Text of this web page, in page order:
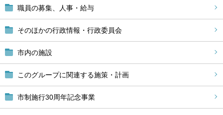
職員の募集、人事・給与
そのほかの行政情報・行政委員会
市内の施設
このグループに関連する施策・計画
市制施行30周年記念事業